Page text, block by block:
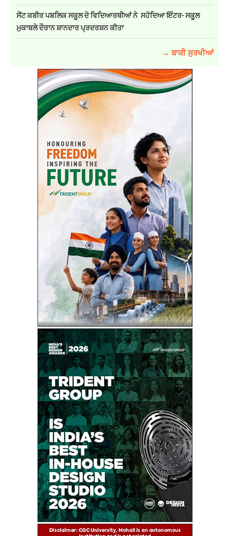
ਸੇਂਟ ਕਬੀਰ ਪਬਲਿਕ ਸਕੂਲ ਦੇ ਵਿਦਿਆਰਥੀਆਂ ਨੇ ਸਹੋਦਿਆ ਇੰਟਰ- ਸਕੂਲ
ਮੁਕਾਬਲੇ ਦੌਰਾਨ ਸ਼ਾਨਦਾਰ ਪ੍ਰਦਰਸ਼ਨ ਕੀਤਾ
→ ਬਾਕੀ ਸੁਰਖੀਆਂ